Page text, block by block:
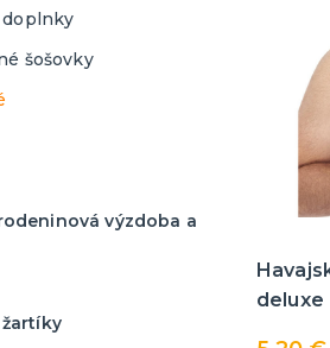
a maskoti
Bavorsko
`s Day
z
sukienky
- farebná
šošovky
výzdoba a
a vychytávky
hélium, sviečky
aj intímne
deluxe